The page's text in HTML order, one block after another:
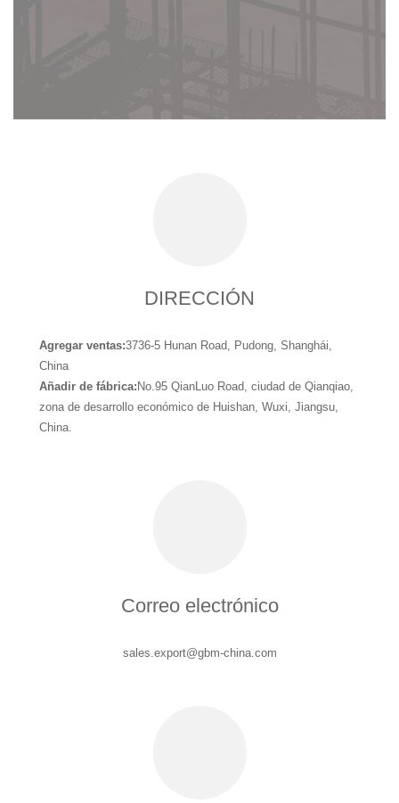
DIRECCIÓN
Agregar ventas:3736-5 Hunan Road, Pudong, Shanghái,
China
Añadir de fábrica: No.95 QianLuo Road, ciudad de Qianqiao,
zona de desarrollo económico de Huishan, Wuxi, Jiangsu,
China.
Correo electrónico
sales.export@gbm-china.com